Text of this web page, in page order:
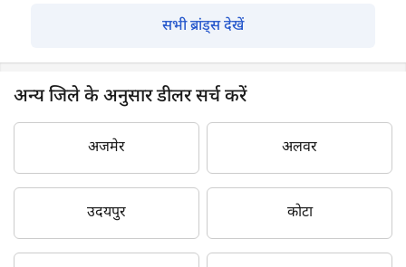
सभी ब्रांड्स देखें
अन्य जिले के अनुसार डीलर सर्च करें
अजमेर अलवर
उदयपुर कोटा